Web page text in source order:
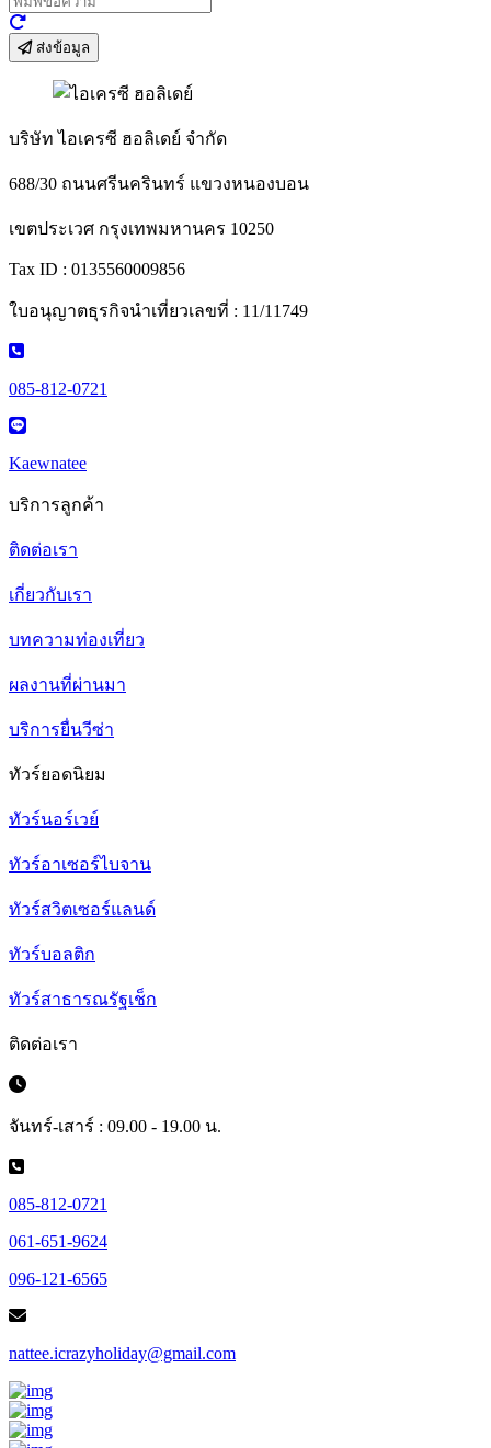
ส่งข้อมูล
บริษัท ไอเครซี ฮอลิเดย์ จำกัด
688/30 ถนนศรีนครินทร์ แขวงหนองบอน
เขตประเวศ กรุงเทพมหานคร 10250
Tax ID : 0135560009856
ใบอนุญาตธุรกิจนำเที่ยวเลขที่ : 11/11749
085-812-0721
Kaewnatee
บริการลูกค้า
ติดต่อเรา
เกี่ยวกับเรา
บทความท่องเที่ยว
ผลงานที่ผ่านมา
บริการยื่นวีซ่า
ทัวร์ยอดนิยม
ทัวร์นอร์เวย์
ทัวร์อาเซอร์ไบจาน
ทัวร์สวิตเซอร์แลนด์
ทัวร์บอลติก
ทัวร์สาธารณรัฐเช็ก
ติดต่อเรา
จันทร์-เสาร์ : 09.00 - 19.00 น.
085-812-0721
061-651-9624
096-121-6565
nattee.icrazyholiday@gmail.com